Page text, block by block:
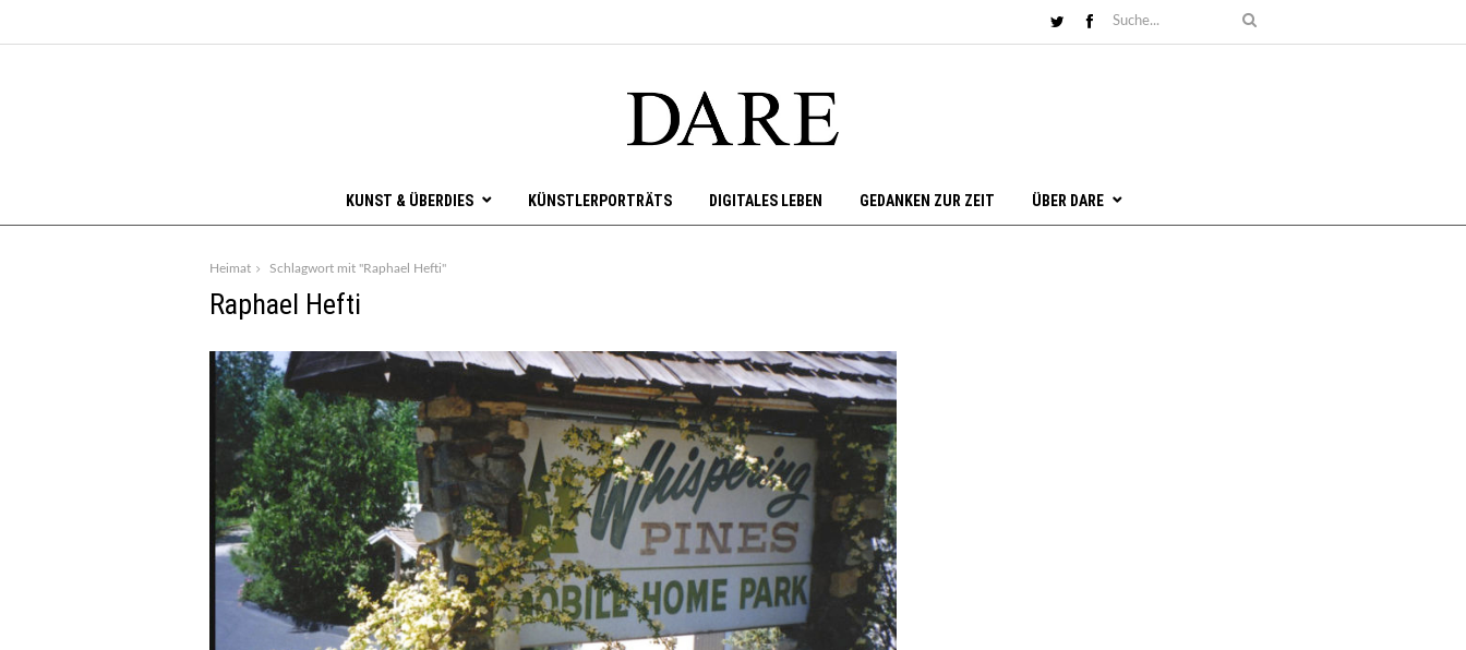
KUNST & ÜBERDIES KÜNSTLERPORTRÄTS DIGITALES LEBEN GEDANKEN ZUR ZEIT ÜBER DARE
Heimat Schlagwort mit "Raphael Hefti"
Raphael Hefti